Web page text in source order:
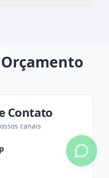
Contato
canais